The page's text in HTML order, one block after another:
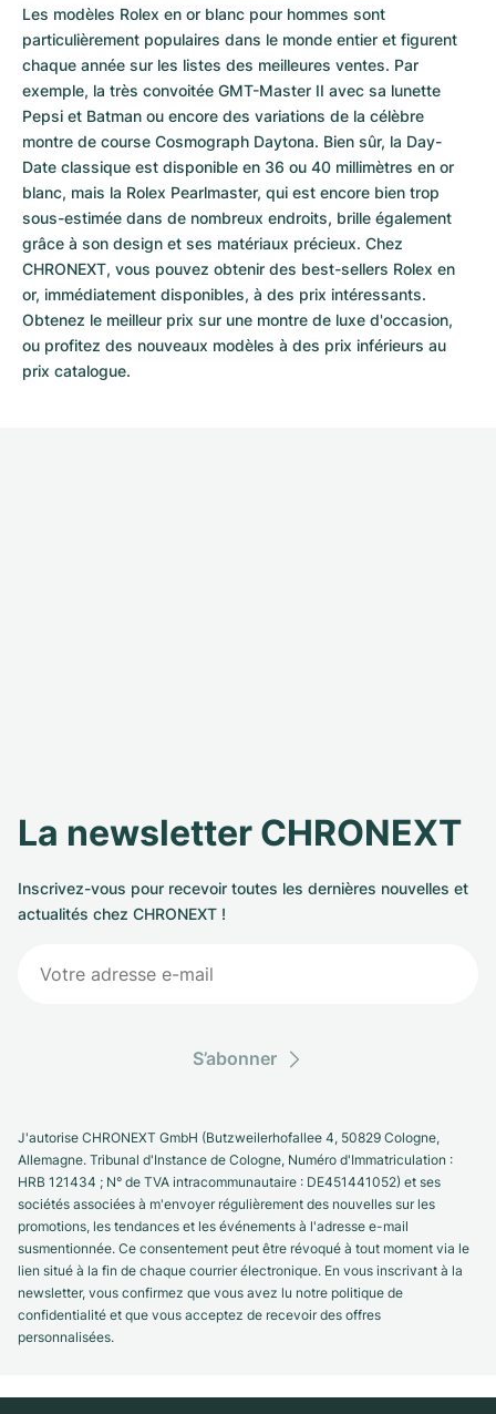
Les modèles Rolex en or blanc pour hommes sont
particulièrement populaires dans le monde entier et figurent
chaque année sur les listes des meilleures ventes. Par
exemple, la très convoitée GMT-Master II avec sa lunette
Pepsi et Batman ou encore des variations de la célèbre
montre de course Cosmograph Daytona. Bien sûr, la Day-
Date classique est disponible en 36 ou 40 millimètres en or
blanc, mais la Rolex Pearlmaster, qui est encore bien trop
sous-estimée dans de nombreux endroits, brille également
grâce à son design et ses matériaux précieux. Chez
CHRONEXT, vous pouvez obtenir des best-sellers Rolex en
or, immédiatement disponibles, à des prix intéressants.
Obtenez le meilleur prix sur une montre de luxe d'occasion,
ou profitez des nouveaux modèles à des prix inférieurs au
prix catalogue.
La newsletter CHRONEXT
Inscrivez-vous pour recevoir toutes les dernières nouvelles et
actualités chez CHRONEXT !
S’abonner
J'autorise CHRONEXT GmbH (Butzweilerhofallee 4, 50829 Cologne,
Allemagne. Tribunal d'Instance de Cologne, Numéro d'Immatriculation :
HRB 121434 ; N° de TVA intracommunautaire : DE451441052) et ses
sociétés associées à m'envoyer régulièrement des nouvelles sur les
promotions, les tendances et les événements à l'adresse e-mail
susmentionnée. Ce consentement peut être révoqué à tout moment via le
lien situé à la fin de chaque courrier électronique. En vous inscrivant à la
newsletter, vous confirmez que vous avez lu notre politique de
confidentialité et que vous acceptez de recevoir des offres
personnalisées.